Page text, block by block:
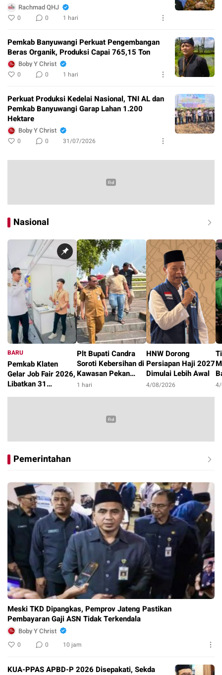
Rachmad QHJ
0 0 1 hari
Pemkab Banyuwangi Perkuat Pengembangan
Beras Organik, Produksi Capai 765,15 Ton
Boby Y Christ
0 0 1 hari
Perkuat Produksi Kedelai Nasional, TNI AL dan
Pemkab Banyuwangi Garap Lahan 1.200
Hektare
Boby Y Christ
0 0 31/07/2026
Nasional
BARU
Pemkab Klaten
Gelar Job Fair 2026,
Libatkan 31
9 jam
Plt Bupati Candra
Soroti Kebersihan di
Kawasan Pekan
Kreasi
1 hari
HNW Dorong
Persiapan Haji 2027
Dimulai Lebih Awal
4/08/2026
Pemerintahan
Meski TKD Dipangkas, Pemprov Jateng Pastikan
Pembayaran Gaji ASN Tidak Terkendala
Boby Y Christ
0 0 10 jam
KUA-PPAS APBD-P 2026 Disepakati, Sekda